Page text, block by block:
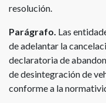
resolución.
Parágrafo. Las
de adelantar la
declaratoria de
de desintegración de
conforme a la